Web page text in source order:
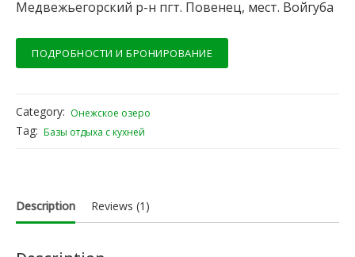
Медвежьегорский р-н пгт. Повенец, мест. Войгуба
ПОДРОБНОСТИ И БРОНИРОВАНИЕ
Category: Онежское озеро
Tag: Базы отдыха с кухней
Description Reviews (1)